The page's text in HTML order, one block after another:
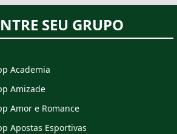
SEU GRUPO
Academia
Amizade
Amor e Romance
Apostas Esportivas